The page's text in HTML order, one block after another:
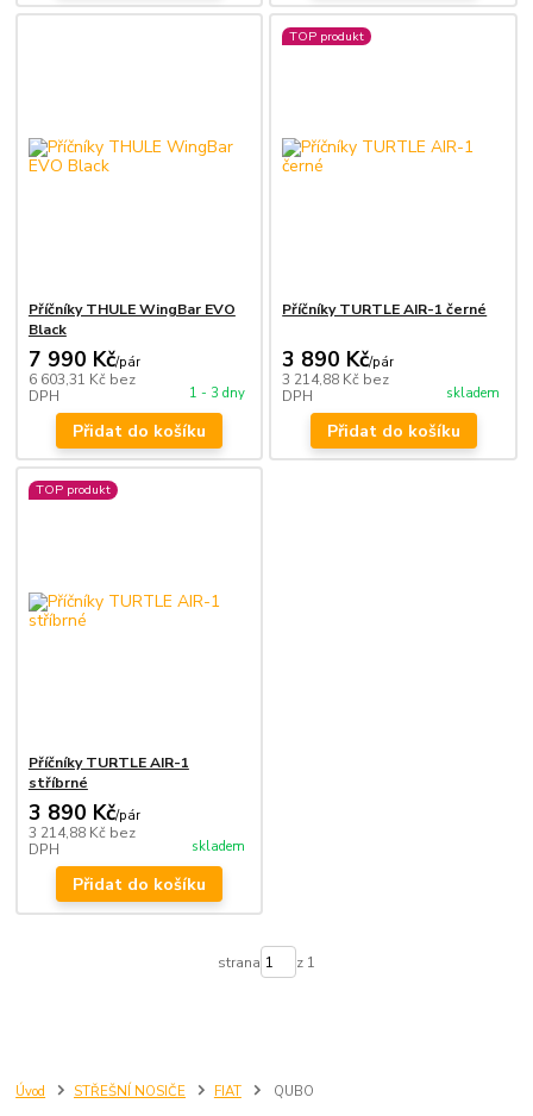
Úvod STŘEŠNÍ NOSIČE FIAT QUBO
Příčníky THULE WingBar EVO
Black
7 990 Kč/pár
6 603,31 Kč bez
DPH
1 - 3 dny
Přidat do košíku
TOP produkt
Příčníky TURTLE AIR-1 černé
3 890 Kč/pár
3 214,88 Kč bez
DPH
skladem
Přidat do košíku
TOP produkt
Příčníky TURTLE AIR-1
stříbrné
3 890 Kč/pár
3 214,88 Kč bez
DPH
skladem
Přidat do košíku
strana z 1